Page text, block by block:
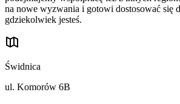
na nowe wyzwania i gotowi dostosować się
gdziekolwiek jesteś.
Świdnica
ul. Komorów 6B